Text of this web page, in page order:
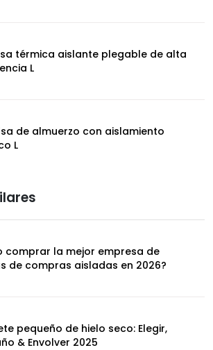
térmica aislante plegable de alta
L
de almuerzo con aislamiento
L
comprar la mejor empresa de
de compras aisladas en 2026?
pequeño de hielo seco: Elegir,
& Envolver 2025